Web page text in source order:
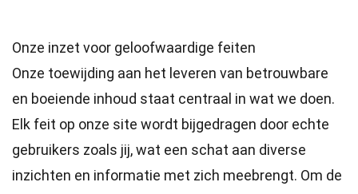
Onze inzet voor geloofwaardige feiten
Onze toewijding aan het leveren van betrouwbare
en boeiende inhoud staat centraal in wat we doen.
Elk feit op onze site wordt bijgedragen door echte
gebruikers zoals jij, wat een schat aan diverse
inzichten en informatie met zich meebrengt. Om de